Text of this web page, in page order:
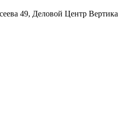
49, Деловой Центр